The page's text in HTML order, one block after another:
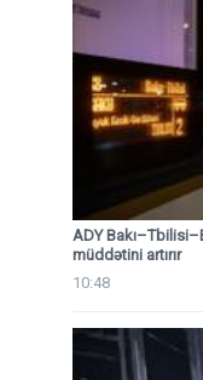
ADY
müddətini artırır
10:48